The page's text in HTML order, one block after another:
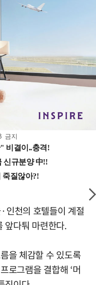
금지
인천의 호텔들이 계절
앞다퉈 마련한다.
을 체감할 수 있도록
로그램을 결합해 ‘머